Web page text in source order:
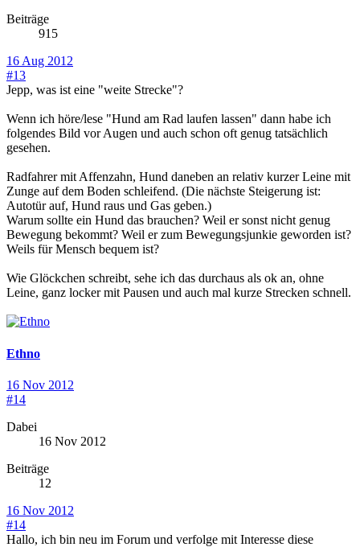
Beiträge
915
16 Aug 2012
#13
Jepp, was ist eine "weite Strecke"?
Wenn ich höre/lese "Hund am Rad laufen lassen" dann habe ich
folgendes Bild vor Augen und auch schon oft genug tatsächlich
gesehen.
Radfahrer mit Affenzahn, Hund daneben an relativ kurzer Leine mit
Zunge auf dem Boden schleifend. (Die nächste Steigerung ist:
Autotür auf, Hund raus und Gas geben.)
Warum sollte ein Hund das brauchen? Weil er sonst nicht genug
Bewegung bekommt? Weil er zum Bewegungsjunkie geworden ist?
Weils für Mensch bequem ist?
Wie Glöckchen schreibt, sehe ich das durchaus als ok an, ohne
Leine, ganz locker mit Pausen und auch mal kurze Strecken schnell.
Ethno
16 Nov 2012
#14
Dabei
16 Nov 2012
Beiträge
12
16 Nov 2012
#14
Hallo, ich bin neu im Forum und verfolge mit Interesse diese